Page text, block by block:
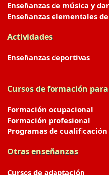
Enseñanzas de música y
Enseñanzas elementales
Actividades
Enseñanzas deportivas
Cursos de formación
Formación ocupacional
Formación profesional
Programas de
Otras enseñanzas
Cursos de adaptación